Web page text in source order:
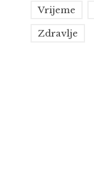
Vrijeme
Zdravlje